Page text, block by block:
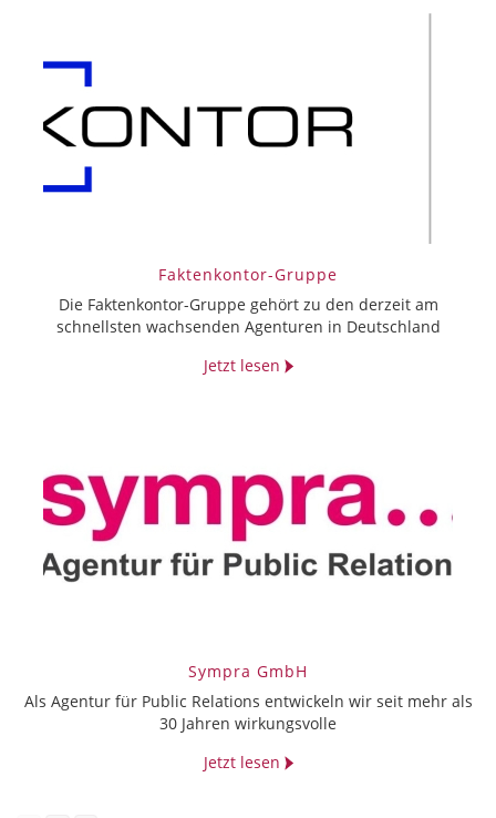
Faktenkontor-Gruppe
Die Faktenkontor-Gruppe gehört zu den derzeit am
schnellsten wachsenden Agenturen in Deutschland
Jetzt lesen
Sympra GmbH
Als Agentur für Public Relations entwickeln wir seit mehr als
30 Jahren wirkungsvolle
Jetzt lesen